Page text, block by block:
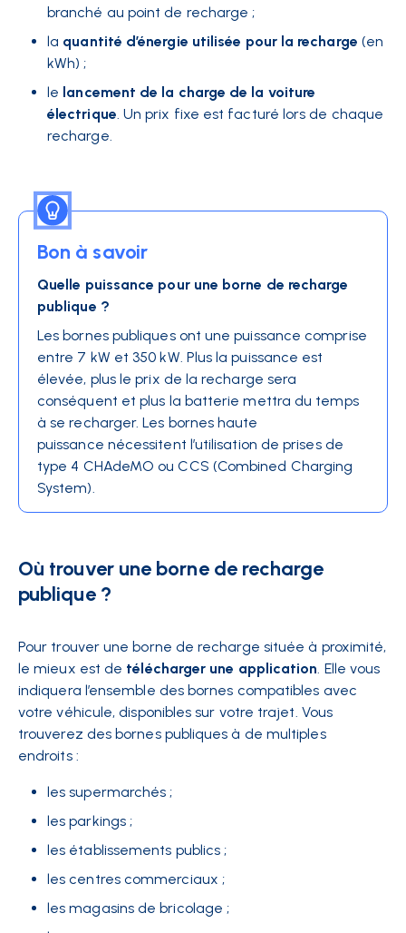
branché au point de recharge ;
la quantité d’énergie utilisée pour la recharge (en
kWh) ;
le lancement de la charge de la voiture
électrique. Un prix fixe est facturé lors de chaque
recharge.
Bon à savoir
Quelle puissance pour une borne de recharge
publique ?
Les bornes publiques ont une puissance comprise
entre 7 kW et 350 kW. Plus la puissance est
élevée, plus le prix de la recharge sera
conséquent et plus la batterie mettra du temps
à se recharger. Les bornes haute
puissance nécessitent l’utilisation de prises de
type 4 CHAdeMO ou CCS (Combined Charging
System).
Où trouver une borne de recharge
publique ?
Pour trouver une borne de recharge située à proximité,
le mieux est de télécharger une application. Elle vous
indiquera l’ensemble des bornes compatibles avec
votre véhicule, disponibles sur votre trajet. Vous
trouverez des bornes publiques à de multiples
endroits :
les supermarchés ;
les parkings ;
les établissements publics ;
les centres commerciaux ;
les magasins de bricolage ;